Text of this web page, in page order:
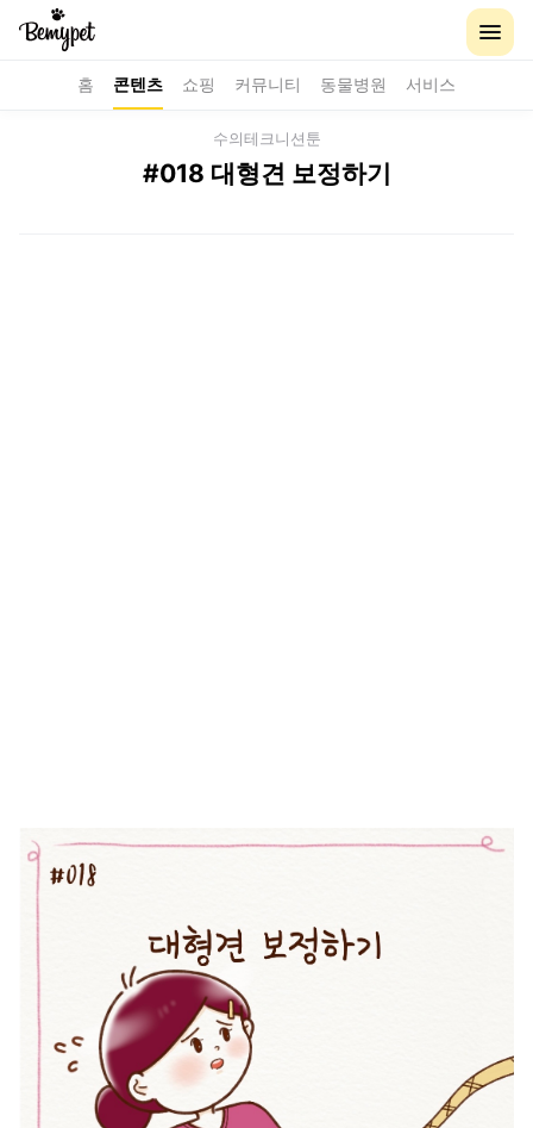
홈 콘텐츠 쇼핑 커뮤니티 동물병원 서비스
수의테크니션툰
#018 대형견 보정하기